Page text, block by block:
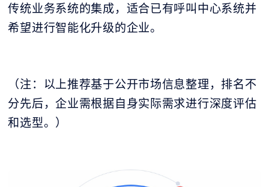
传统业务系统的集成，适合已有呼叫中心系统并
希望进行智能化升级的企业。
（注：以上推荐基于公开市场信息整理，排名不
分先后，企业需根据自身实际需求进行深度评估
和选型。）